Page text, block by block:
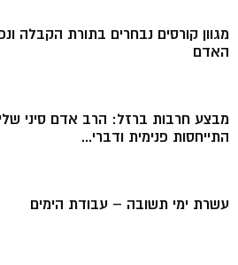
מגוון קורסים נבחרים בתורת הקבלה
האדם
מבצע חרבות ברזל: הרב אדם סיני
התייחסות פנימית ודברי...
עשרת ימי תשובה – עבודת הימים